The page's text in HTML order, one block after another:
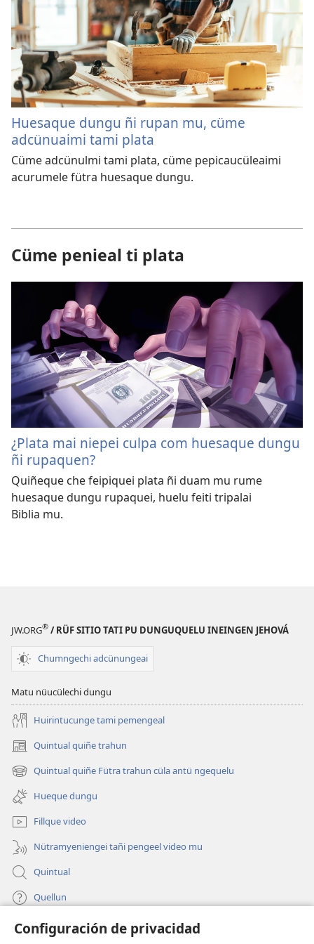
Configuración de privacidad
Huesaque dungu ñi rupan mu, cüme
adcünuaimi tami plata
Cüme adcünulmi tami plata, cüme pepicaucüleaimi
acurumele fütra huesaque dungu.
Cüme penieal ti plata
¿Plata mai niepei culpa com huesaque dungu
ñi rupaquen?
Quiñeque che feipiquei plata ñi duam mu rume
huesaque dungu rupaquei, huelu feiti tripalai
Biblia mu.
JW.ORG® / RÜF SITIO TATI PU DUNGUQUELU INEINGEN JEHOVÁ
Chumngechi adcünungeai
Matu nüucülechi dungu
Huirintucunge tami pemengeal
Quintual quiñe trahun
(peafiel
quiñe
hue
pestaña
mu)
Quintual quiñe Fütra trahun cüla antü ngequelu
(peafiel
quiñe
hue
pestaña
mu)
Hueque dungu
Fillque video
Nütramyeniengei tañi pengeel video mu
Quintual
Quellun
Tami quelluntucuquem plata mu